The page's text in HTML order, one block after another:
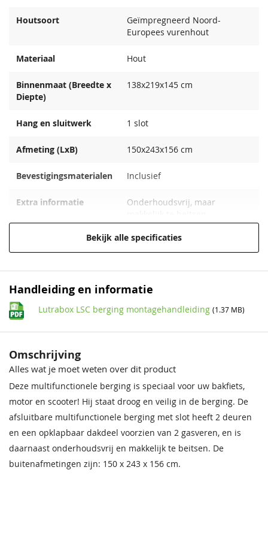
Houtsoort
Geïmpregneerd Noord-
Europees vurenhout
Materiaal Hout
Binnenmaat (Breedte x
Diepte)
138x219x145 cm
Hang en sluitwerk 1 slot
Afmeting (LxB) 150x243x156 cm
Bevestigingsmaterialen Inclusief
Extra informatie
Onderhoudsvrij, maar
Afgewerkt met aluminium
grondbeugels Inclusief
Regenwaterdicht Ja
Aflevervorm
Deuropening 100 cm
8717202090747
Bekijk alle specificaties
Handleiding en informatie
Lutrabox LSC berging montagehandleiding (1.37 MB)
Omschrijving
Alles wat je moet weten over dit product
Deze multifunctionele berging is speciaal voor uw bakfiets,
motor en scooter! Hij staat droog en veilig in de berging. De
afsluitbare multifunctionele berging met slot heeft 2 deuren
en een opklapbaar dakdeel voorzien van 2 gasveren, en is
daarnaast onderhoudsvrij en makkelijk te beitsen. De
buitenafmetingen zijn: 150 x 243 x 156 cm.